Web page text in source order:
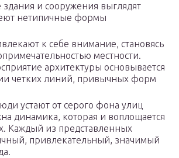
и сооружения выглядят
нетипичные формы
к себе внимание, становясь
местности.
архитектуры основывается
четких линий, привычных форм
устают от серого фона улиц
динамика, которая и воплощается
Каждый из представленных
привлекательный, значимый